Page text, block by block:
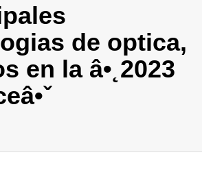
de optica,
en la â•˛2023